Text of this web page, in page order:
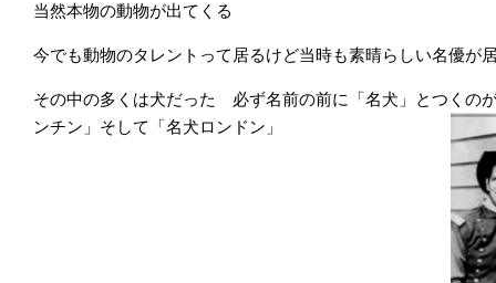
当然本物の動物が出てくる
今でも動物のタレントって居るけど当時も素晴らしい名優が
その中の多くは犬だった 必ず名前の前に「名犬」とつくの
ンチン」そして「名犬ロンドン」